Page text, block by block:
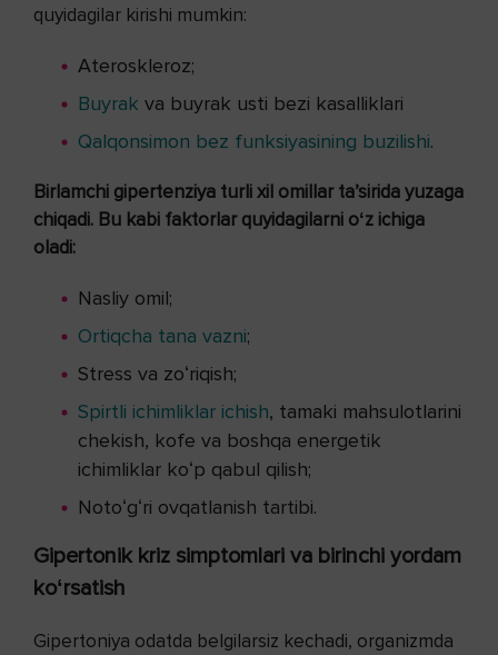
quyidagilar kirishi mumkin:
Ateroskleroz;
Buyrak va buyrak usti bezi kasalliklari
Qalqonsimon bez funksiyasining buzilishi.
Birlamchi gipertenziya turli xil omillar taʼsirida yuzaga
chiqadi. Bu kabi faktorlar quyidagilarni oʻz ichiga
oladi:
Nasliy omil;
Ortiqcha tana vazni;
Stress va zoʻriqish;
Spirtli ichimliklar ichish, tamaki mahsulotlarini
chekish, kofe va boshqa energetik
ichimliklar koʻp qabul qilish;
Notoʻgʻri ovqatlanish tartibi.
Gipertonik kriz simptomlari va birinchi yordam
koʻrsatish
Gipertoniya odatda belgilarsiz kechadi, organizmda